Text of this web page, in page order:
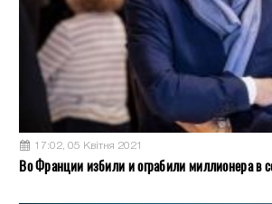
17:02, 05 Квітня 2021
Во Франции избили и ограбили миллионера в